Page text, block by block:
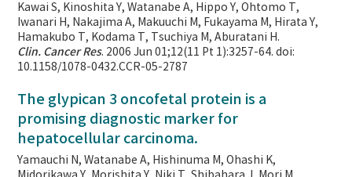
Kawai S, Kinoshita Y, Watanabe A, Hippo Y, Ohtomo T,
Iwanari H, Nakajima A, Makuuchi M, Fukayama M, Hirata Y,
Hamakubo T, Kodama T, Tsuchiya M, Aburatani H.
Clin. Cancer Res. 2006 Jun 01;12(11 Pt 1):3257-64. doi:
10.1158/1078-0432.CCR-05-2787
The glypican 3 oncofetal protein is a
promising diagnostic marker for
hepatocellular carcinoma.
Yamauchi N, Watanabe A, Hishinuma M, Ohashi K,